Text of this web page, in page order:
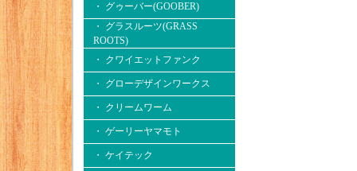
・ グゥーバー(GOOBER)
・ グラスルーツ(GRASS
ROOTS)
・ クワイエットファンク
・ グローデザインワークス
・ クリームワーム
・ ゲーリーヤマモト
・ ケイテック